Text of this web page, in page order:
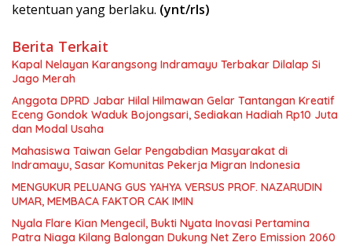
ketentuan yang berlaku. (ynt/rls)
Berita Terkait
Kapal Nelayan Karangsong Indramayu Terbakar Dilalap Si
Jago Merah
Anggota DPRD Jabar Hilal Hilmawan Gelar Tantangan Kreatif
Eceng Gondok Waduk Bojongsari, Sediakan Hadiah Rp10 Juta
dan Modal Usaha
Mahasiswa Taiwan Gelar Pengabdian Masyarakat di
Indramayu, Sasar Komunitas Pekerja Migran Indonesia
MENGUKUR PELUANG GUS YAHYA VERSUS PROF. NAZARUDIN
UMAR, MEMBACA FAKTOR CAK IMIN
Nyala Flare Kian Mengecil, Bukti Nyata Inovasi Pertamina
Patra Niaga Kilang Balongan Dukung Net Zero Emission 2060